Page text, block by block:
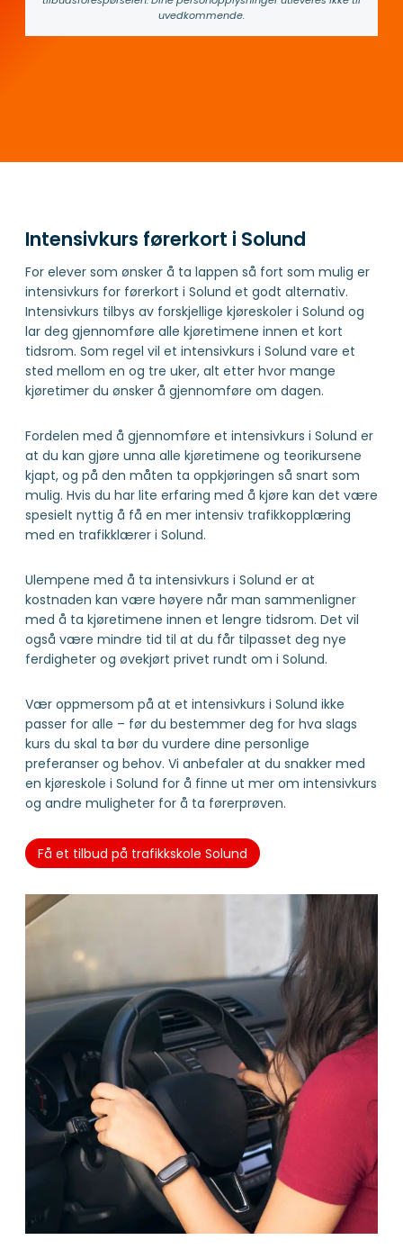
uvedkommende.
Intensivkurs førerkort i Solund
For elever som ønsker å ta lappen så fort som mulig er
intensivkurs for førerkort i Solund et godt alternativ.
Intensivkurs tilbys av forskjellige kjøreskoler i Solund og
lar deg gjennomføre alle kjøretimene innen et kort
tidsrom. Som regel vil et intensivkurs i Solund vare et
sted mellom en og tre uker, alt etter hvor mange
kjøretimer du ønsker å gjennomføre om dagen.
Fordelen med å gjennomføre et intensivkurs i Solund er
at du kan gjøre unna alle kjøretimene og teorikursene
kjapt, og på den måten ta oppkjøringen så snart som
mulig. Hvis du har lite erfaring med å kjøre kan det være
spesielt nyttig å få en mer intensiv trafikkopplæring
med en trafikklærer i Solund.
Ulempene med å ta intensivkurs i Solund er at
kostnaden kan være høyere når man sammenligner
med å ta kjøretimene innen et lengre tidsrom. Det vil
også være mindre tid til at du får tilpasset deg nye
ferdigheter og øvekjørt privet rundt om i Solund.
Vær oppmersom på at et intensivkurs i Solund ikke
passer for alle – før du bestemmer deg for hva slags
kurs du skal ta bør du vurdere dine personlige
preferanser og behov. Vi anbefaler at du snakker med
en kjøreskole i Solund for å finne ut mer om intensivkurs
og andre muligheter for å ta førerprøven.
Få et tilbud på trafikkskole Solund